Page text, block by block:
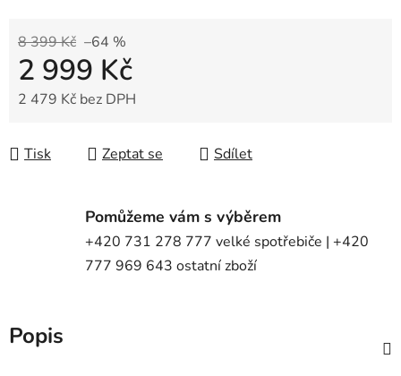
8 399 Kč –64 %
2 999 Kč
2 479 Kč bez DPH
Tisk
Zeptat se Sdílet
Pomůžeme vám s výběrem
+420 731 278 777 velké spotřebiče | +420
777 969 643 ostatní zboží
Popis